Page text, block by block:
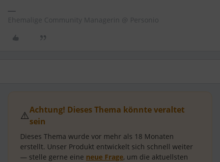
Ehemalige Community Managerin @ Personio
⚠️Achtung! Dieses Thema könnte veraltet
sein
Dieses Thema wurde vor mehr als 18 Monaten
erstellt. Unser Produkt entwickelt sich schnell weiter
— stelle gerne eine neue Frage, um die aktuellsten